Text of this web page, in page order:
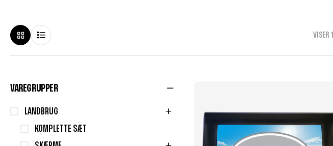
VISER
VAREGRUPPER
LANDBRUG
KOMPLETTE SÆT